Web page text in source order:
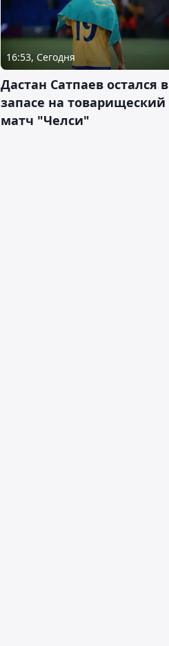
16:53, Сегодня
Дастан Сатпаев остался в
запасе на товарищеский
матч "Челси"